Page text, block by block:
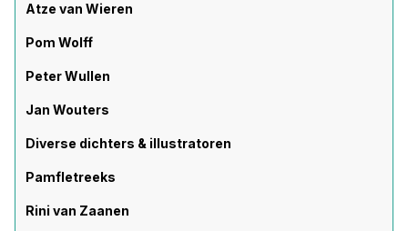
Atze van Wieren
Pom Wolff
Peter Wullen
Jan Wouters
Diverse dichters & illustratoren
Pamfletreeks
Rini van Zaanen